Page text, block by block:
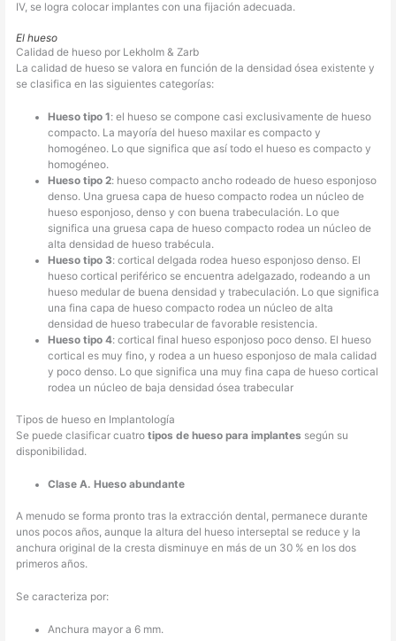
IV, se logra colocar implantes con una fijación adecuada.
El hueso
Calidad de hueso por Lekholm & Zarb
La calidad de hueso se valora en función de la densidad ósea existente y
se clasifica en las siguientes categorías:
Hueso tipo 1 : el hueso se compone casi exclusivamente de hueso
compacto. La mayoría del hueso maxilar es compacto y
homogéneo. Lo que significa que así todo el hueso es compacto y
homogéneo.
Hueso tipo 2: hueso compacto ancho rodeado de hueso esponjoso
denso. Una gruesa capa de hueso compacto rodea un núcleo de
hueso esponjoso, denso y con buena trabeculación. Lo que
significa una gruesa capa de hueso compacto rodea un núcleo de
alta densidad de hueso trabécula.
Hueso tipo 3: cortical delgada rodea hueso esponjoso denso. El
hueso cortical periférico se encuentra adelgazado, rodeando a un
hueso medular de buena densidad y trabeculación. Lo que significa
una fina capa de hueso compacto rodea un núcleo de alta
densidad de hueso trabecular de favorable resistencia.
Hueso tipo 4: cortical final hueso esponjoso poco denso. El hueso
cortical es muy fino, y rodea a un hueso esponjoso de mala calidad
y poco denso. Lo que significa una muy fina capa de hueso cortical
rodea un núcleo de baja densidad ósea trabecular
Tipos de hueso en Implantología
Se puede clasificar cuatrotipos de hueso para implantes según su
disponibilidad.
Clase A. Hueso abundante
A menudo se forma pronto tras la extracción dental, permanece durante
unos pocos años, aunque la altura del hueso interseptal se reduce y la
anchura original de la cresta disminuye en más de un 30 % en los dos
primeros años.
Se caracteriza por:
Anchura mayor a 6 mm.